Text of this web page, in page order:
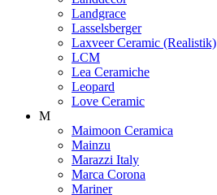
Landgrace
Lasselsberger
Laxveer Ceramic (Realistik)
LCM
Lea Ceramiche
Leopard
Love Ceramic
M
Maimoon Ceramica
Mainzu
Marazzi Italy
Marca Corona
Mariner